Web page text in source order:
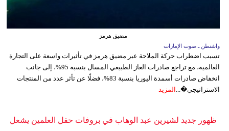
مضيق هرمز
واشنطن ـ صوت الإمارات
تسبب اضطراب حركة الملاحة عبر مضيق هرمز في تأثيرات واسعة على التجارة
العالمية، مع تراجع صادرات الغاز الطبيعي المسال بنسبة 95%، إلى جانب
انخفاض صادرات أسمدة اليوريا بنسبة 83%، فضلًا عن تأثر عدد من المنتجات
الاستراتيجي�... المزيد
ظهور جديد لشيرين عبد الوهاب في بروفات حفل العلمين يشعل